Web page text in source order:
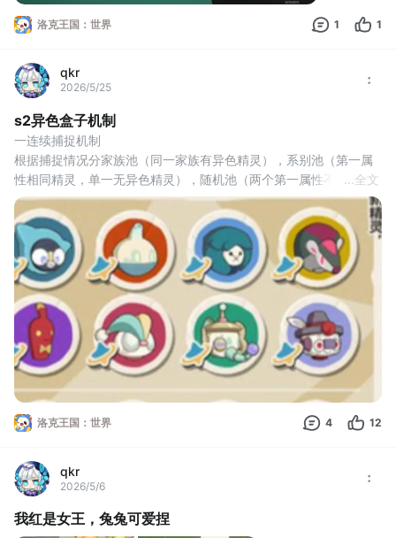
洛克王国：世界 1 1
qkr
2026/5/25
s2异色盒子机制
一连续捕捉机制
根据捕捉情况分家族池（同一家族有异色精灵），系别池（第一属
性相同精灵，单一无异色精灵），随机池（两个第一属性不同精
灵）
二特殊额外盒子池
额外盒子池根据蛋组分类（双精灵同一蛋组可以固定盒子，单精灵
双蛋组或者多种混合蛋组只随机判定其中一个，会出不同盒子），
额外盒子池附加在捕捉机制上，即家族系别随机池都会添加相应盒
子精灵异色且不对应盒子精灵不会出现异色（可能有盒子出非对应
精灵，那是进
全文
洛克王国：世界 4 12
qkr
2026/5/6
我红是女王，兔兔可爱捏